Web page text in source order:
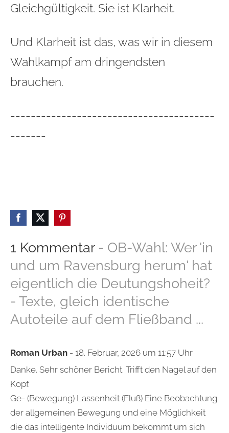
Gleichgültigkeit. Sie ist Klarheit.
Und Klarheit ist das, was wir in diesem
Wahlkampf am dringendsten
brauchen.
----------------------------------------
-------
1 Kommentar - OB-Wahl: Wer 'in
und um Ravensburg herum' hat
eigentlich die Deutungshoheit?
- Texte, gleich identische
Autoteile auf dem Fließband ...
Roman Urban - 18. Februar, 2026 um 11:57 Uhr
Danke. Sehr schöner Bericht. Trifft den Nagel auf den
Kopf.
Ge- (Bewegung) Lassenheit (Fluß) Eine Beobachtung
der allgemeinen Bewegung und eine Möglichkeit
die das intelligente Individuum bekommt um sich